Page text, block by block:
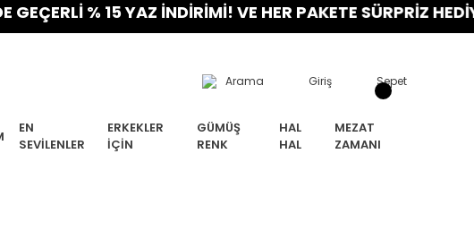
% 15 YAZ İNDİRİMİ! VE HER PAKETE SÜRPRİZ HEDİYE!
Arama Giriş Sepet
EN
SEVILENLER
ERKEKLER
İÇIN
GÜMÜŞ
RENK
HAL
HAL
MEZAT
ZAMANI